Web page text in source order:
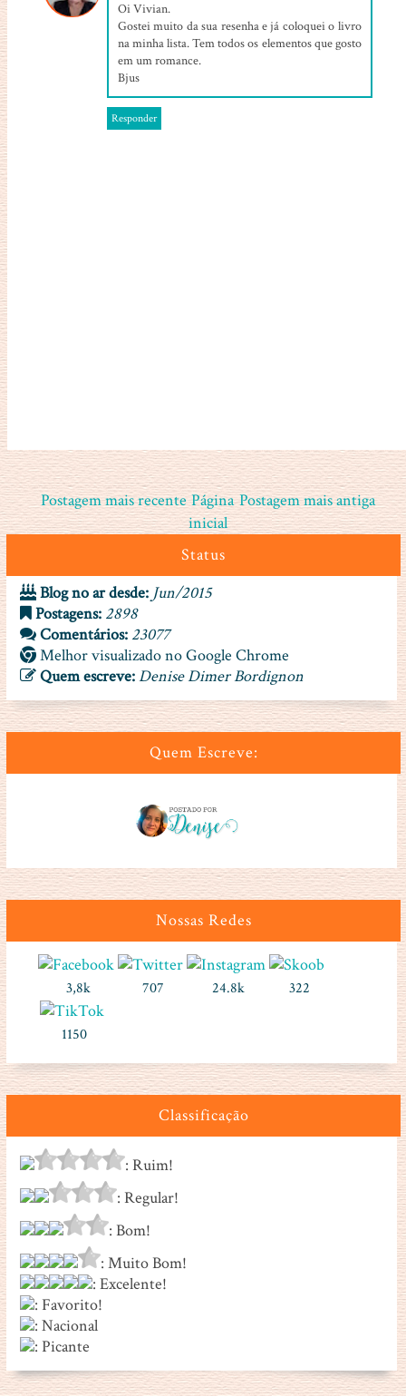
Oi Vivian.
Gostei muito da sua resenha e já coloquei o livro
na minha lista. Tem todos os elementos que gosto
em um romance.
Bjus
Responder
Postagem mais recente Postagem mais antiga
Página
inicial
Status
Blog no ar desde: Jun/2015
Postagens: 2898
Comentários: 23077
Melhor visualizado no Google Chrome
Quem escreve:Denise Dimer Bordignon
Quem Escreve:
Nossas Redes
3,8k 707 24.8k 322
1150
Classificação
: Ruim!
: Regular!
: Bom!
: Muito Bom!
: Excelente!
: Favorito!
: Nacional
: Picante